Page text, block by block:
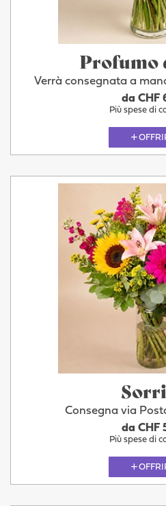
Profumo
Verrà consegnata a
da CHF
Più spese di
Consegna via
da CHF
Più spese di